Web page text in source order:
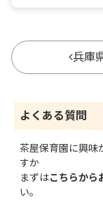
兵庫
よくある質問
茶屋保育園に興味
すか
まずはこちらから
い。